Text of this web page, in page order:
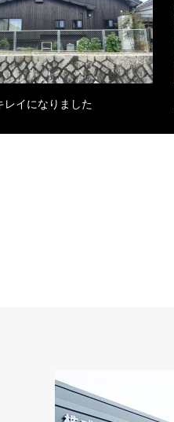
レイになりました